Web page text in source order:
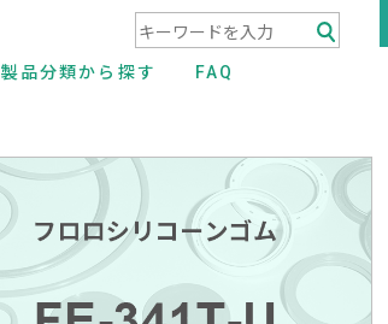
製品分類から探す FAQ
検索キーワード入力